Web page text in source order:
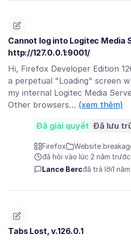
Cannot log into Logitec Media
http://127.0.0.1:9001/
Hi, Firefox Developer Edition
a perpetual "Loading" screen
my internal Logitec Media
Other browsers… (xem thêm)
Đã giải quyết Đã lưu
Firefox
Website
đã hỏi vào lúc 2 năm trước
Lance Bercđã trả lời1
Tabs Lost, v.126.0.1